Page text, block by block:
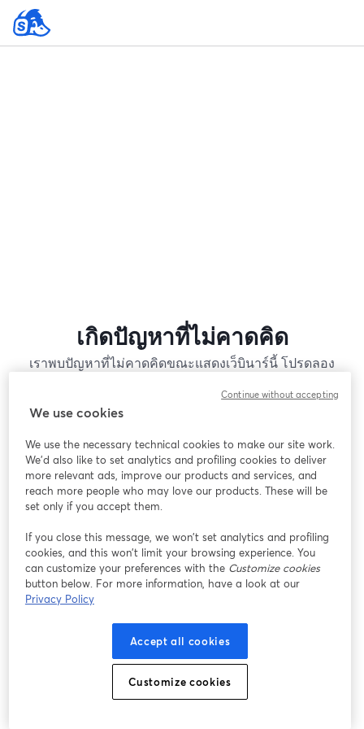
เกิดปัญหาที่ไม่คาดคิด
เราพบปัญหาที่ไม่คาดคิดขณะแสดงเว็บินาร์นี้ โปรดลอง
หากมีปัญหา
เปิดในแท็บใหม่
We use cookies
We use the necessary technical cookies to make our site work.
We'd also like to set analytics and profiling cookies to deliver
more relevant ads, improve our products and services, and
reach more people who may love our products. These will be
set only if you accept them.
If you close this message, we won’t set analytics and profiling
cookies, and this won’t limit your browsing experience. You
can customize your preferences with the Customize cookies
button below. For more information, have a look at our
Privacy Policy
Accept all cookies
Customize cookies
Continue without accepting